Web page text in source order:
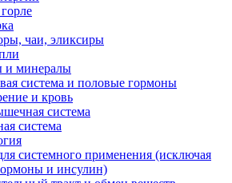
чаи, эликсиры
и минералы
система и половые гормоны
и кровь
система
система
системного применения (исключая
и инсулин)